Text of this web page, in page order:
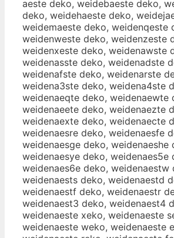
aeste deko, weidebaeste deko,
deko, weidehaeste deko,
weidemaeste deko, weidenqeste
weidenweste deko, weidenzeste
weidenxeste deko, weidenawste
weidenasste deko, weidenadste
weidenafste deko, weidenarste
weidena3ste deko, weidena4ste
weidenaeqte deko, weidenaewte
weidenaeete deko, weidenaezte
weidenaexte deko, weidenaecte
weidenaesre deko, weidenaesfe
weidenaesge deko, weidenaeshe
weidenaesye deko, weidenaes5e
weidenaes6e deko, weidenaestw
weidenaests deko, weidenaestd
weidenaestf deko, weidenaestr
weidenaest3 deko, weidenaest4
weidenaeste xeko, weidenaeste
weidenaeste weko, weidenaeste